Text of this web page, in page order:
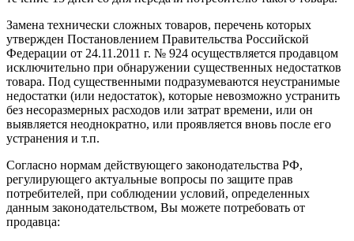
Замена технически сложных товаров, перечень которых
утвержден Постановлением Правительства Российской
Федерации от 24.11.2011 г. № 924 осуществляется продавцом
исключительно при обнаружении существенных недостатков
товара. Под существенными подразумеваются неустранимые
недостатки (или недостаток), которые невозможно устранить
без несоразмерных расходов или затрат времени, или он
выявляется неоднократно, или проявляется вновь после его
устранения и т.п.
Согласно нормам действующего законодательства РФ,
регулирующего актуальные вопросы по защите прав
потребителей, при соблюдении условий, определенных
данным законодательством, Вы можете потребовать от
продавца: